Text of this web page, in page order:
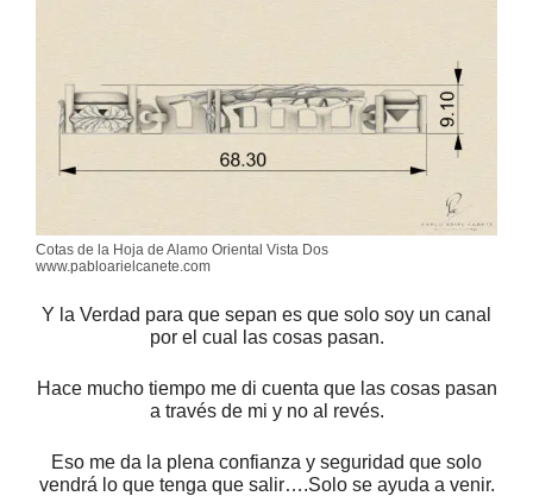
Cotas de la Hoja de Alamo Oriental Vista Dos
www.pabloarielcanete.com
Y la Verdad para que sepan es que solo soy un canal
por el cual las cosas pasan.
Hace mucho tiempo me di cuenta que las cosas pasan
a través de mi y no al revés.
Eso me da la plena confianza y seguridad que solo
vendrá lo que tenga que salir….Solo se ayuda a venir.